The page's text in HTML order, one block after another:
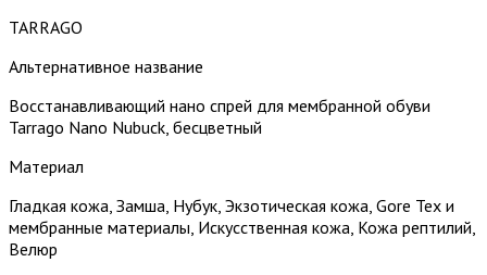
TARRAGO
Альтернативное название
Восстанавливающий нано спрей для мембранной обуви
Tarrago Nano Nubuck, бесцветный
Материал
Гладкая кожа, Замша, Нубук, Экзотическая кожа, Gore Tex и
мембранные материалы, Искусственная кожа, Кожа рептилий,
Велюр